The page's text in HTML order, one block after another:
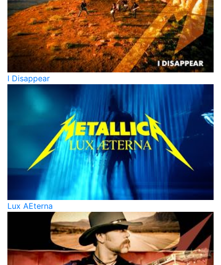
I Disappear
Lux AEterna